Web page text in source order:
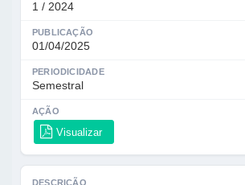
1 / 2024
PUBLICAÇÃO
01/04/2025
PERIODICIDADE
Semestral
AÇÃO
Visualizar
DESCRIÇÃO